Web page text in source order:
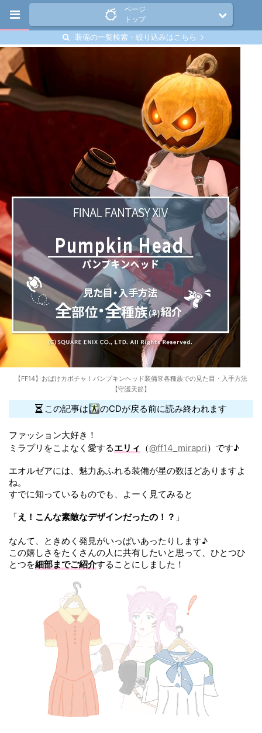
ページ
トップ
装備の一覧検索・絞り込みはこちら
【FF14】おばけカボチャ！パンプキンヘッド装備👗各種族での見た目・入手方法
【守護天節】
この記事は のCDが戻る前に読み終われます
ファッション大好き！
ミラプリをこよなく愛するエリィ （@ff14_mirapri）です♪
エオルゼアには、魅力あふれる装備が星の数ほどありますよ
ね。
すでに知っているものでも、よーく見てみると
「え！こんな素敵なデザインだったの！？ 」
なんて、ときめく発見がいっぱいあったりします♪
この嬉しさをたくさんの人に共有したいと思って、ひとつひ
とつを細部までご紹介することにしました！